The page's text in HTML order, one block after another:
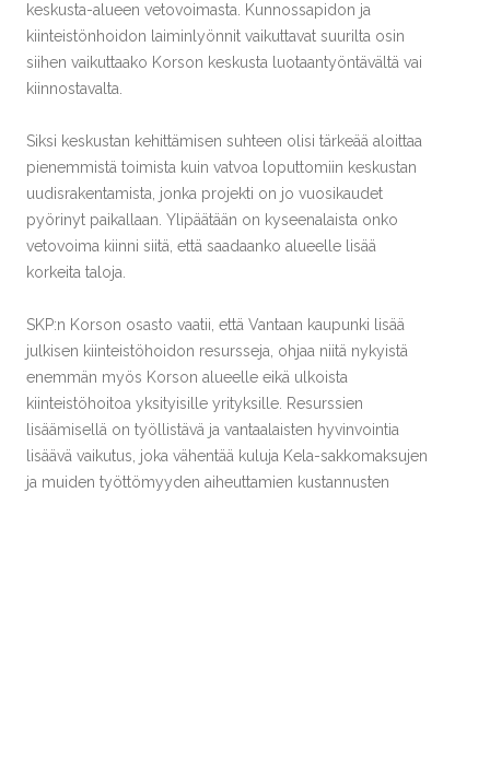
keskusta-alueen vetovoimasta. Kunnossapidon ja
kiinteistönhoidon laiminlyönnit vaikuttavat suurilta osin
siihen vaikuttaako Korson keskusta luotaantyöntävältä vai
kiinnostavalta.
Siksi keskustan kehittämisen suhteen olisi tärkeää aloittaa
pienemmistä toimista kuin vatvoa loputtomiin keskustan
uudisrakentamista, jonka projekti on jo vuosikaudet
pyörinyt paikallaan. Ylipäätään on kyseenalaista onko
vetovoima kiinni siitä, että saadaanko alueelle lisää
korkeita taloja.
SKP:n Korson osasto vaatii, että Vantaan kaupunki lisää
julkisen kiinteistöhoidon resursseja, ohjaa niitä nykyistä
enemmän myös Korson alueelle eikä ulkoista
kiinteistöhoitoa yksityisille yrityksille. Resurssien
lisäämisellä on työllistävä ja vantaalaisten hyvinvointia
lisäävä vaikutus, joka vähentää kuluja Kela-sakkomaksujen
ja muiden työttömyyden aiheuttamien kustannusten